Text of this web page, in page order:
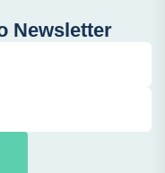
Newsletter